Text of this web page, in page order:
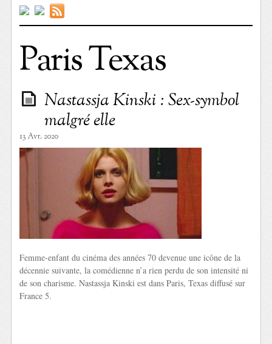
Paris Texas
Nastassja Kinski : Sex-symbol
malgré elle
13 Avr. 2020
Femme-enfant du cinéma des années 70 devenue une icône de la
décennie suivante, la comédienne n’a rien perdu de son intensité ni
de son charisme. Nastassja Kinski est dans Paris, Texas diffusé sur
France 5.